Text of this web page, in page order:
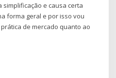
simplificação e causa certa
forma geral e por isso vou
de mercado quanto ao